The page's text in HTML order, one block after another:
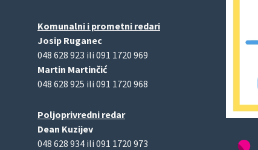
Komunalni i prometni redari
Josip Ruganec
048 628 923 ili 091 1720 969
Martin Martinčić
048 628 925 ili 091 1720 968
Poljoprivredni redar
Dean Kuzijev
048 628 934 ili 091 1720 973